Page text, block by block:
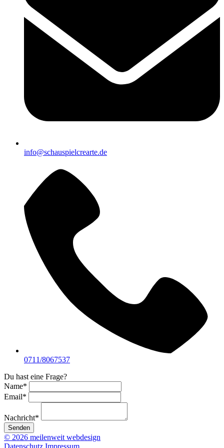
info@schauspielcrearte.de
0711/8067537
Du hast eine Frage?
Name*
Email*
Nachricht*
Senden
© 2026 meilenweit webdesign